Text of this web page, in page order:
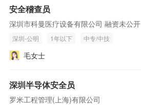
安全稽查员
深圳市科曼医疗设备有限公司 融资未公开
深圳-公明 1年以下 中专/中技
毛女士
深圳半导体安全员
罗米工程管理(上海)有限公司